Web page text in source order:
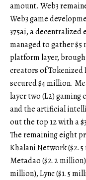
amount. Web3
Web3 game
375ai, a
managed to gather
platform layer,
creators of
secured $4 million.
layer two (L2) gaming
and the artificial
out the top 12 with a
The remaining eight
Khalani Network
Metadao ($2.2
million), Lync ($1.5